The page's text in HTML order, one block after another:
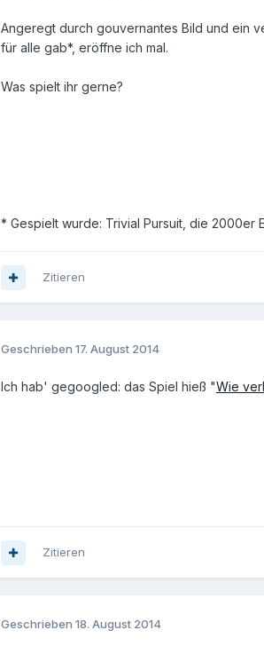
Angeregt durch gouvernantes Bild und ein
für alle gab*, eröffne ich mal.
Was spielt ihr gerne?
* Gespielt wurde: Trivial Pursuit, die 2000er
Zitieren
Geschrieben 17. August 2014
Ich hab' gegoogled: das Spiel hieß "Wie
Zitieren
Geschrieben 18. August 2014